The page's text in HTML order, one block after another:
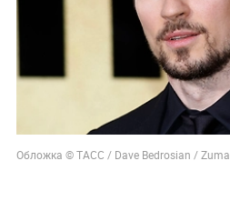
Обложка © ТАСС / Dave Bedrosian / Zuma